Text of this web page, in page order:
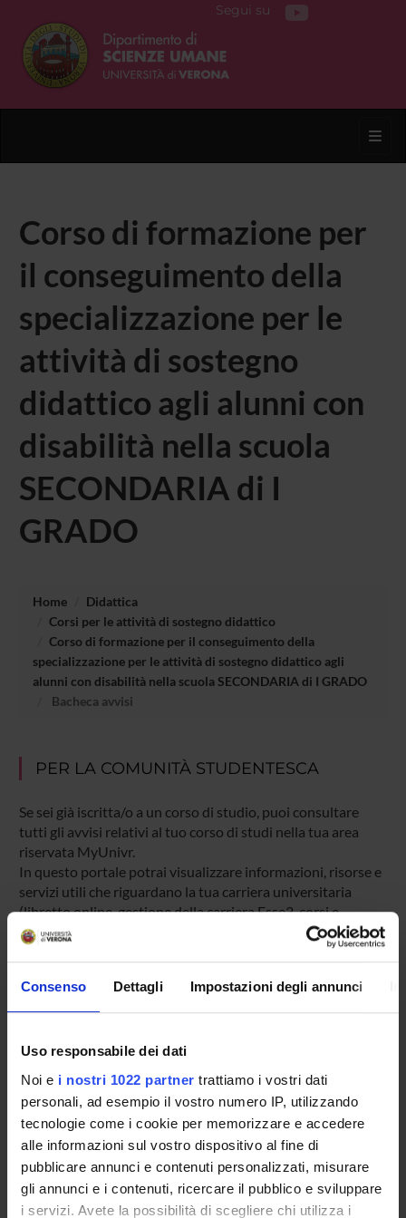
Consenso Dettagli Impostazioni degli annunci
Uso responsabile dei dati
Noi e i nostri 1022 partner trattiamo i vostri dati
personali, ad esempio il vostro numero IP, utilizzando
tecnologie come i cookie per memorizzare e accedere
alle informazioni sul vostro dispositivo al fine di
pubblicare annunci e contenuti personalizzati, misurare
gli annunci e i contenuti, ricercare il pubblico e sviluppare
i servizi. Avete la possibilità di scegliere chi utilizza i
Segui su
Corso di formazione per
il conseguimento della
specializzazione per le
attività di sostegno
didattico agli alunni con
disabilità nella scuola
SECONDARIA di I
GRADO
Home
Didattica
Corsi per le attività di sostegno didattico
Corso di formazione per il conseguimento della
specializzazione per le attività di sostegno didattico agli
alunni con disabilità nella scuola SECONDARIA di I GRADO
Bacheca avvisi
PER LA COMUNITÀ STUDENTESCA
Se sei già iscritta/o a un corso di studio, puoi consultare
tutti gli avvisi relativi al tuo corso di studi nella tua area
riservata MyUnivr.
In questo portale potrai visualizzare informazioni, risorse e
servizi utili che riguardano la tua carriera universitaria
(libretto online, gestione della carriera Esse3, corsi e-
learning, email istituzionale, modulistica di segreteria,
procedure amministrative, ecc.).
potrai ricevere notifica di tutti gli avvisi dei tuoi docenti e
della tua segreteria via mail e anche tramite l'app Univr.
MYUNIVR
Presentazione
Come iscriversi
Insegnamenti
Calendario didattico